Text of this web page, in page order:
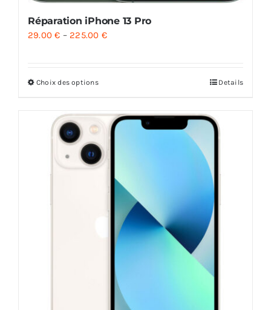
Réparation iPhone 13 Pro
29.00€ – 225.00 €
Choix des options Details